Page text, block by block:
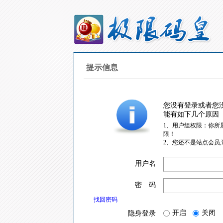
提示信息
您没有登录或者您
能有如下几个原因
1、用户组权限：你所
限！
2、您还不是站点会员
用户名
密 码
找回密码
隐身登录 开启 关闭